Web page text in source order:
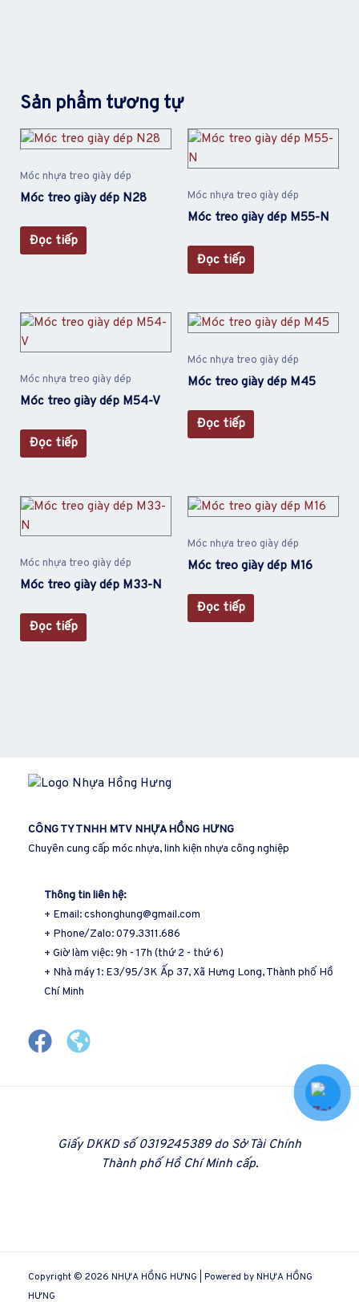
Sản phẩm tương tự
Móc nhựa treo giày dép
Móc treo giày dép N28
Đọc tiếp
Móc nhựa treo giày dép
Móc treo giày dép M55-N
Đọc tiếp
Móc nhựa treo giày dép
Móc treo giày dép M54-V
Đọc tiếp
Móc nhựa treo giày dép
Móc treo giày dép M45
Đọc tiếp
Móc nhựa treo giày dép
Móc treo giày dép M33-N
Đọc tiếp
Móc nhựa treo giày dép
Móc treo giày dép M16
Đọc tiếp
CÔNG TY TNHH MTV NHỰA HỒNG HƯNG
Chuyên cung cấp móc nhựa, linh kiện nhựa công nghiệp
Thông tin liên hệ:
+ Email: cshonghung@gmail.com
+ Phone/Zalo: 079.3311.686
+ Giờ làm việc: 9h - 17h (thứ 2 - thứ 6)
+ Nhà máy 1: E3/95/3K Ấp 37, Xã Hưng Long, Thành phố Hồ
Chí Minh
Giấy DKKD số 0319245389 do Sở Tài Chính
Thành phố Hồ Chí Minh cấp.
Copyright © 2026 NHỰA HỒNG HƯNG | Powered by NHỰA HỒNG
HƯNG